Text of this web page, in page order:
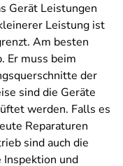
Gerät Leistungen
Leistung ist
Am besten
Er muss beim
der
sind die Geräte
werden. Falls es
Reparaturen
sind auch die
Inspektion und